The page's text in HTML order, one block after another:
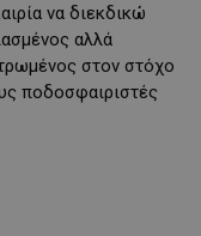
να διεκδικώ
αλλά
στον στόχο
ποδοσφαιριστές